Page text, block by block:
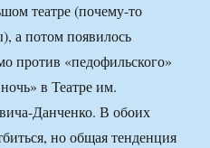
театре (почему-то
а потом появилось
против «педофильского»
в Театре им.
Данченко. В обоих
но общая тенденция